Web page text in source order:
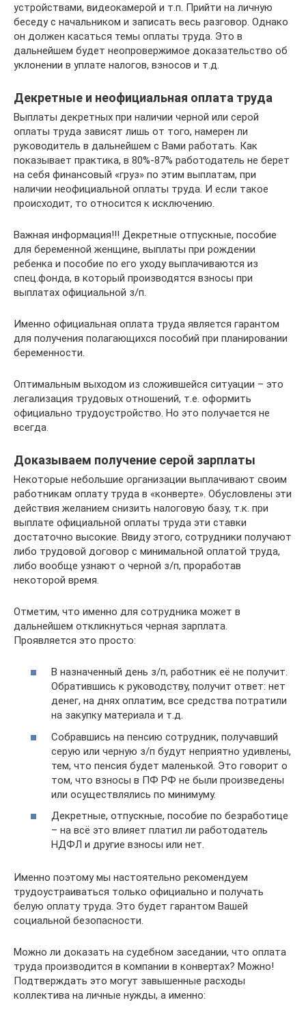
устройствами, видеокамерой и т.п. Прийти на личную
беседу с начальником и записать весь разговор. Однако
он должен касаться темы оплаты труда. Это в
дальнейшем будет неопровержимое доказательство об
уклонении в уплате налогов, взносов и т.д.
Декретные и неофициальная оплата труда
Выплаты декретных при наличии черной или серой
оплаты труда зависят лишь от того, намерен ли
руководитель в дальнейшем с Вами работать. Как
показывает практика, в 80%-87% работодатель не берет
на себя финансовый «груз» по этим выплатам, при
наличии неофициальной оплаты труда. И если такое
происходит, то относится к исключению.
Важная информация!!! Декретные отпускные, пособие
для беременной женщине, выплаты при рождении
ребенка и пособие по его уходу выплачиваются из
спец.фонда, в который производятся взносы при
выплатах официальной з/п.
Именно официальная оплата труда является гарантом
для получения полагающихся пособий при планировании
беременности.
Оптимальным выходом из сложившейся ситуации – это
легализация трудовых отношений, т.е. оформить
официально трудоустройство. Но это получается не
всегда.
Доказываем получение серой зарплаты
Некоторые небольшие организации выплачивают своим
работникам оплату труда в «конверте». Обусловлены эти
действия желанием снизить налоговую базу, т.к. при
выплате официальной оплаты труда эти ставки
достаточно высокие. Ввиду этого, сотрудники получают
либо трудовой договор с минимальной оплатой труда,
либо вообще узнают о черной з/п, проработав
некоторой время.
Отметим, что именно для сотрудника может в
дальнейшем откликнуться черная зарплата.
Проявляется это просто:
В назначенный день з/п, работник её не получит.
Обратившись к руководству, получит ответ: нет
денег, на днях оплатим, все средства потратили
на закупку материала и т.д.
Собравшись на пенсию сотрудник, получавший
серую или черную з/п будут неприятно удивлены,
тем, что пенсия будет маленькой. Это говорит о
том, что взносы в ПФ РФ не были произведены
или осуществлялись по минимуму.
Декретные, отпускные, пособие по безработице
– на всё это влияет платил ли работодатель
НДФЛ и другие взносы или нет.
Именно поэтому мы настоятельно рекомендуем
трудоустраиваться только официально и получать
белую оплату труда. Это будет гарантом Вашей
социальной безопасности.
Можно ли доказать на судебном заседании, что оплата
труда производится в компании в конвертах? Можно!
Подтверждать это могут завышенные расходы
коллектива на личные нужды, а именно: